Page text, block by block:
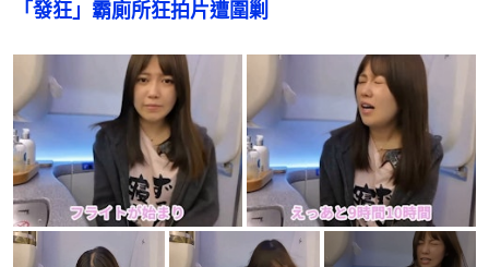
「發狂」霸廁所狂拍片遭圍剿